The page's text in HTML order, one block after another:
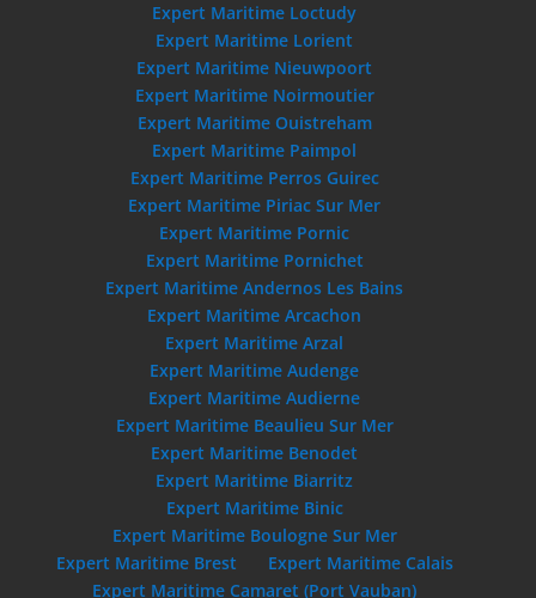
Expert Maritime Loctudy
Expert Maritime Lorient
Expert Maritime Nieuwpoort
Expert Maritime Noirmoutier
Expert Maritime Ouistreham
Expert Maritime Paimpol
Expert Maritime Perros Guirec
Expert Maritime Piriac Sur Mer
Expert Maritime Pornic
Expert Maritime Pornichet
Expert Maritime Andernos Les Bains
Expert Maritime Arcachon
Expert Maritime Arzal
Expert Maritime Audenge
Expert Maritime Audierne
Expert Maritime Beaulieu Sur Mer
Expert Maritime Benodet
Expert Maritime Biarritz
Expert Maritime Binic
Expert Maritime Boulogne Sur Mer
Expert Maritime Brest
Expert Maritime Calais
Expert Maritime Camaret (Port Vauban)